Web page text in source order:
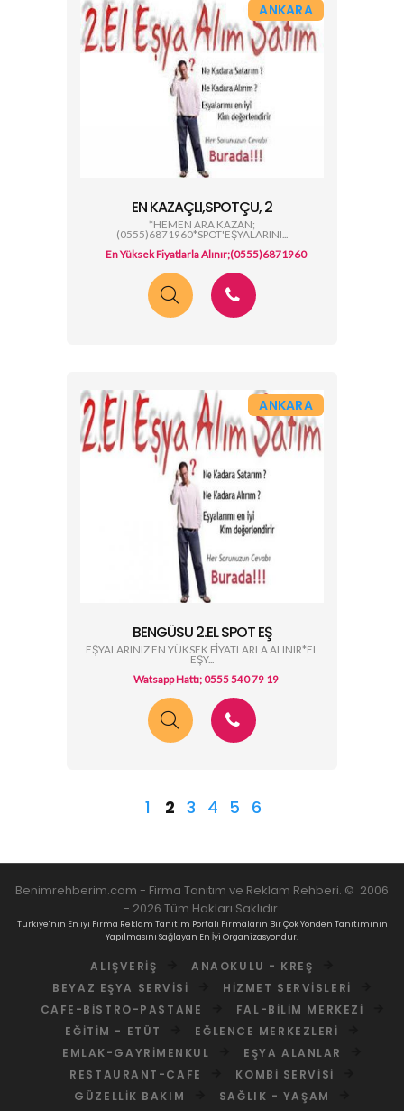
EN KAZAÇLI,SPOTÇU, 2
*HEMEN ARA KAZAN;
(0555)6871960*SPOT'EŞYALARINI...
En Yüksek Fiyatlarla Alınır;(0555)6871960
ANKARA
BENGÜSU 2.EL SPOT EŞ
EŞYALARINIZ EN YÜKSEK FİYATLARLA ALINIR*EL
EŞY...
Watsapp Hattı; 0555 540 79 19
ANKARA
1 2 3 4 5 6
Benimrehberim.com - Firma Tanıtım ve Reklam Rehberi. © 2006
- 2026 Tüm Hakları Saklıdır.
Türkiye"nin En iyi Firma Reklam Tanıtım Portalı Firmaların Bir Çok Yönden Tanıtımının
Yapılmasını Sağlayan En İyi Organizasyondur.
ALIŞVERIŞ
ANAOKULU - KREŞ
BEYAZ EŞYA SERVISI
HIZMET SERVISLERI
CAFE-BISTRO-PASTANE
FAL-BILIM MERKEZI
EĞITIM - ETÜT
EĞLENCE MERKEZLERI
EMLAK-GAYRIMENKUL
EŞYA ALANLAR
RESTAURANT-CAFE
KOMBI SERVISI
GÜZELLIK BAKIM
SAĞLIK - YAŞAM